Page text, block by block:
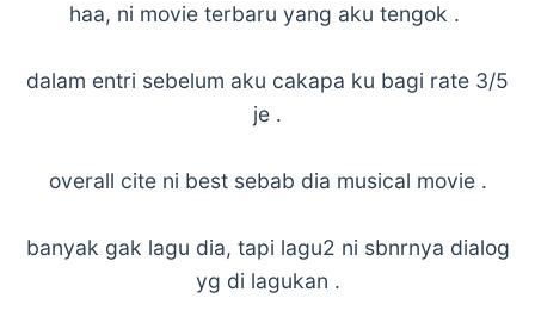
haa, ni movie terbaru yang aku tengok .
dalam entri sebelum aku cakapa ku bagi rate 3/5
je .
overall cite ni best sebab dia musical movie .
banyak gak lagu dia, tapi lagu2 ni sbnrnya dialog
yg di lagukan .